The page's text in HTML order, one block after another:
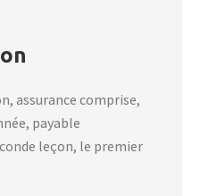
assurance comprise,
payable
leçon, le premier